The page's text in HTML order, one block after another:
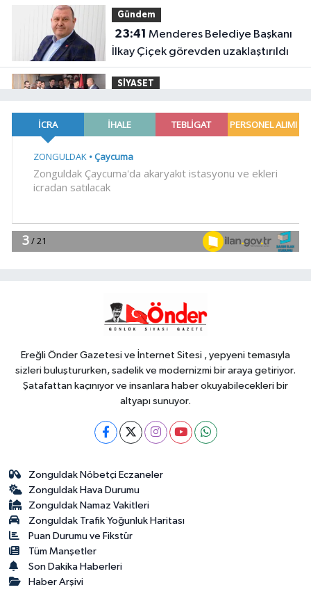
Gündem
23:41
İlkay Çiçek görevden uzaklaştırıldı
SİYASET
katılımlar... Gürsel Tekin: Birlikte
başaracağız
23:29Anadolu Otoyolu'nda
19:59
ETMEDİLER!..”
Ereğli Önder Gazetesi ve İnternet Sitesi , yepyeni temasıyla
sizleri buluştururken, sadelik ve modernizmi bir araya getiriyor.
Şatafattan kaçınıyor ve insanlara haber okuyabilecekleri bir
altyapı sunuyor.
Zonguldak Nöbetçi Eczaneler
Zonguldak Hava Durumu
Zonguldak Namaz Vakitleri
Zonguldak Trafik Yoğunluk Haritası
Puan Durumu ve Fikstür
Tüm Manşetler
Son Dakika Haberleri
Haber Arşivi